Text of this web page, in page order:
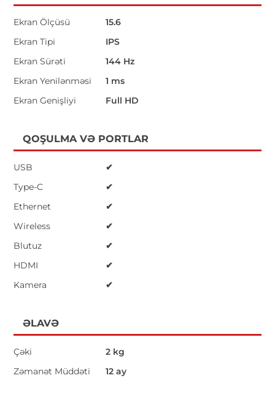
Ekran Ölçüsü
15.6
Ekran Tipi
IPS
Ekran Sürəti
144 Hz
Ekran Yenilənməsi
1 ms
Ekran Genişliyi
Full HD
QOŞULMA VƏ PORTLAR
USB
✔
Type-C
✔
Ethernet
✔
Wireless
✔
Blutuz
✔
HDMI
✔
Kamera
✔
ƏLAVƏ
Çəki
2 kg
Zəmanət Müddəti
12 ay